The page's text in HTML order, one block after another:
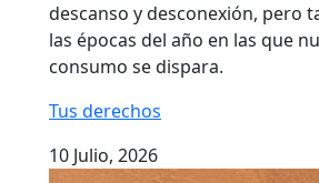
descanso y desconexión, pero
las épocas del año en las que
consumo se dispara.
Tus derechos
10 Julio, 2026